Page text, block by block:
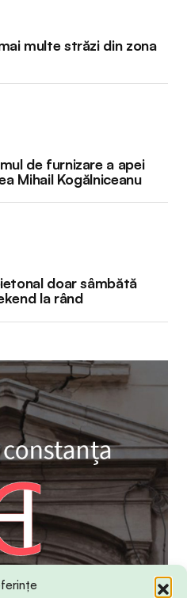
multe străzi din zona
de furnizare a apei
Mihail Kogălniceanu
doar sâmbătă
la rând